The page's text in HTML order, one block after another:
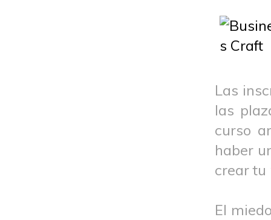
Las
las
curso
haber
crear tu
El